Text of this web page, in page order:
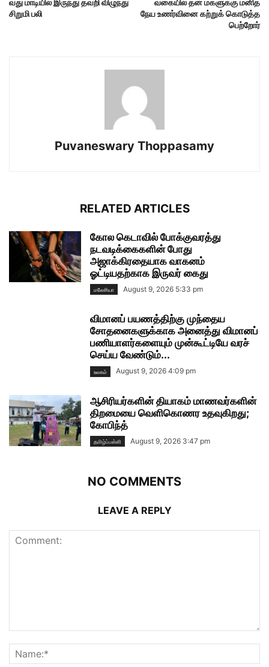
வது மாடியில் இருந்து தவறி விழுந்து
சிறுமி பலி
வகையில் தன் மகளுக்கு மனித
நேய உணர்வினை கற்றுக் கொடுத்த
பெற்றோர்
Puvaneswary Thoppasamy
RELATED ARTICLES
கோல கெடாவில் போக்குவரத்து
நடவடிக்கைகளின் போது
அஜாக்கிரதையாக வாகனம்
ஓட்டியதற்காக இருவர் கைது
மலேசியா August 9, 2026 5:33 pm
விமானப் பயணத்திற்கு முந்தைய
சோதனைகளுக்காக அனைத்து விமானப்
பணியாளர்களையும் முன்கூட்டியே வரச்
செய்ய வேண்டும்...
உலகம் August 9, 2026 4:09 pm
ஆசிரியர்களின் தியாகம் மாணவர்களின்
திறமையை வெளிகொணர உதவுகிறது;
கோபிந்த்
தமிழ்ப்பள்ளி August 9, 2026 3:47 pm
NO COMMENTS
LEAVE A REPLY